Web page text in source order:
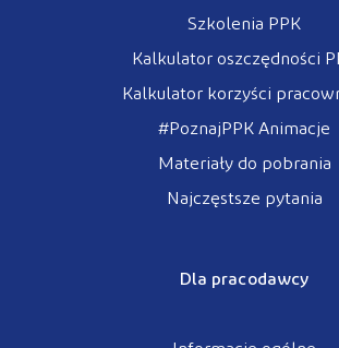
Szkolenia PPK
Kalkulator oszczędności
Kalkulator korzyści
#PoznajPPK Animacje
Materiały do pobrania
Najczęstsze pytania
Dla pracodawcy